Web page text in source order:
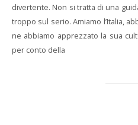
divertente. Non si tratta di una
troppo sul serio. Amiamo l’Italia,
ne abbiamo apprezzato la sua
per conto della